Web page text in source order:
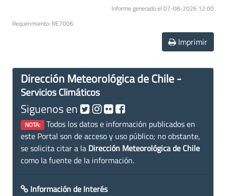
Informe generado el 07-08-2026 12:00
Requerimiento: RE7006
Imprimir
Dirección Meteorológica de Chile -
Servicios Climáticos
Siguenos en
NOTA: Todos los datos e información publicados en
este Portal son de acceso y uso público; no obstante,
se solicita citar a la Dirección Meteorológica de Chile
como la fuente de la información.
Información de Interés